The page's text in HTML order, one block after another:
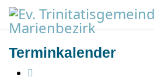
Terminkalender